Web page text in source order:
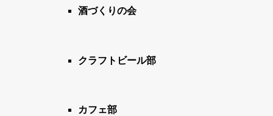
酒づくりの会
クラフトビール部
カフェ部